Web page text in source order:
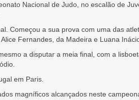
Nacional de Judo, no escalão de
Começou a sua prova com uma das
Fernandes, da Madeira e Luana
a disputar a meia final, com a
em Paris.
magníficos alcançados neste